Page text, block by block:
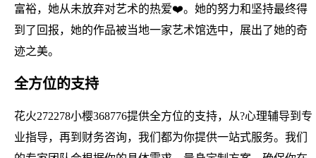
富裕，她从未放弃对艺术的热爱❤️。她的努力和坚持最终得
到了回报，她的作品被当地一家艺术馆选中，展出了她的奇
迹之美。
全方位的支持
花火272278小樱368776提供全方位的支持，从?心理辅导到专
业指导，再到财务咨询，我们都为你提供一站式服务。我们